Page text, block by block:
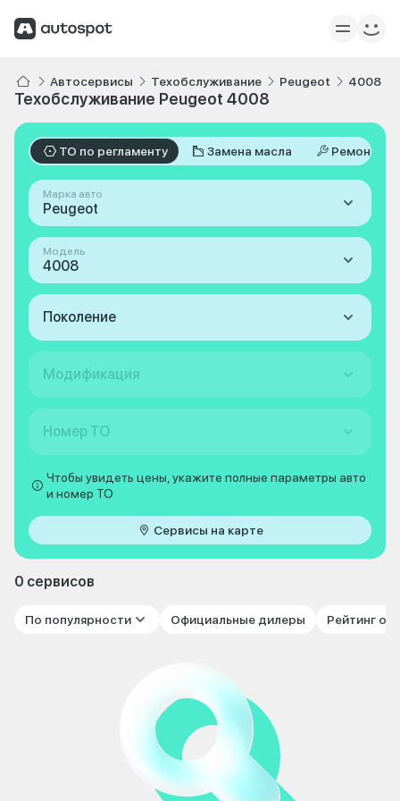
Автосервисы Техобслуживание Peugeot 4008
Техобслуживание Peugeot 4008
ТО по регламенту Замена масла Ремонт
Марка авто
Peugeot
Модель
4008
Поколение
Модификация
Номер ТО
Чтобы увидеть цены, укажите полные параметры авто
и номер ТО
Сервисы на карте
0 сервисов
По популярности Официальные дилеры Рейтинг